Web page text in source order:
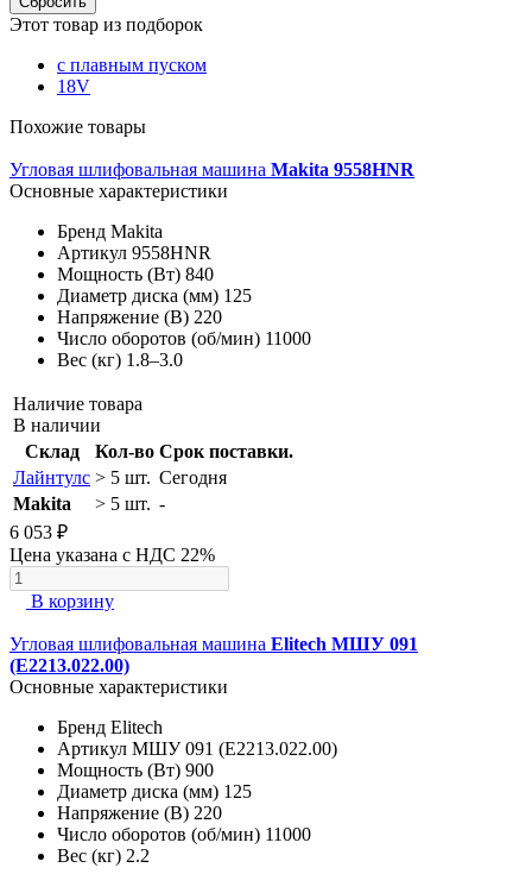
Этот товар из подборок
с плавным пуском
18V
Похожие товары
Угловая шлифовальная машина Makita 9558HNR
Основные характеристики
Бренд Makita
Артикул 9558HNR
Мощность (Вт) 840
Диаметр диска (мм) 125
Напряжение (В) 220
Число оборотов (об/мин) 11000
Вес (кг) 1.8–3.0
Наличие товара
В наличии
Склад
Кол-во Срок поставки.
Лайнтулс > 5 шт. Сегодня
Makita
> 5 шт. -
6 053 ₽
Цена указана с НДС 22%
В корзину
Угловая шлифовальная машина Elitech МШУ 091
(E2213.022.00)
Основные характеристики
Бренд Elitech
Артикул МШУ 091 (E2213.022.00)
Мощность (Вт) 900
Диаметр диска (мм) 125
Напряжение (В) 220
Число оборотов (об/мин) 11000
Вес (кг) 2.2